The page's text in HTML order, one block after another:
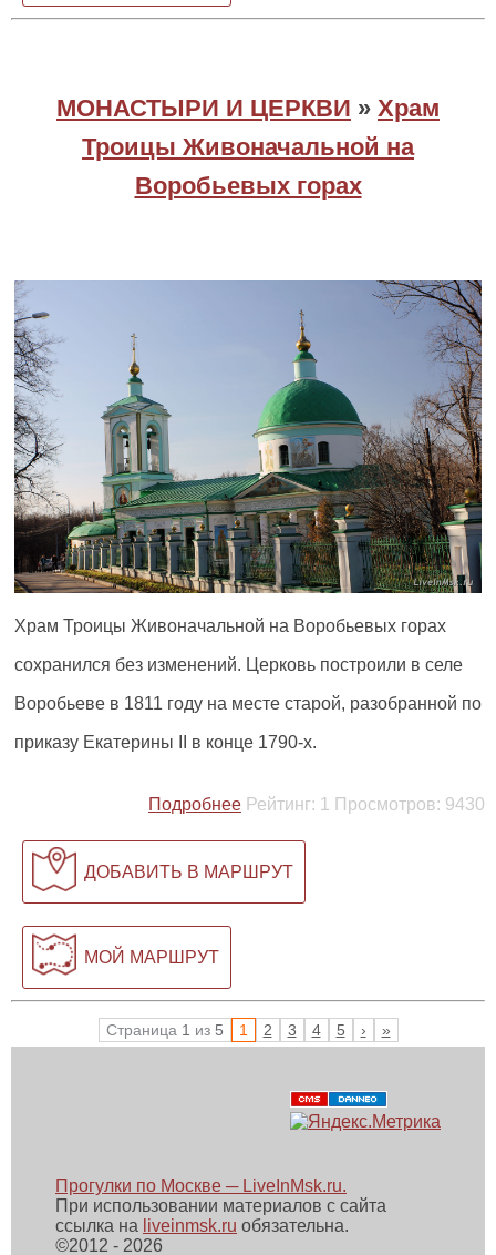
МОНАСТЫРИ И ЦЕРКВИ » Храм
Троицы Живоначальной на
Воробьевых горах
Храм Троицы Живоначальной на Воробьевых горах
сохранился без изменений. Церковь построили в селе
Воробьеве в 1811 году на месте старой, разобранной по
приказу Екатерины II в конце 1790-х.
Подробнее Рейтинг: 1 Просмотров: 9430
ДОБАВИТЬ В МАРШРУТ
МОЙ МАРШРУТ
Страница 1 из 5 1 2 3 4 5 › »
Прогулки по Москве ─ LiveInMsk.ru.
При использовании материалов с сайта
ссылка на liveinmsk.ru обязательна.
©2012 - 2026